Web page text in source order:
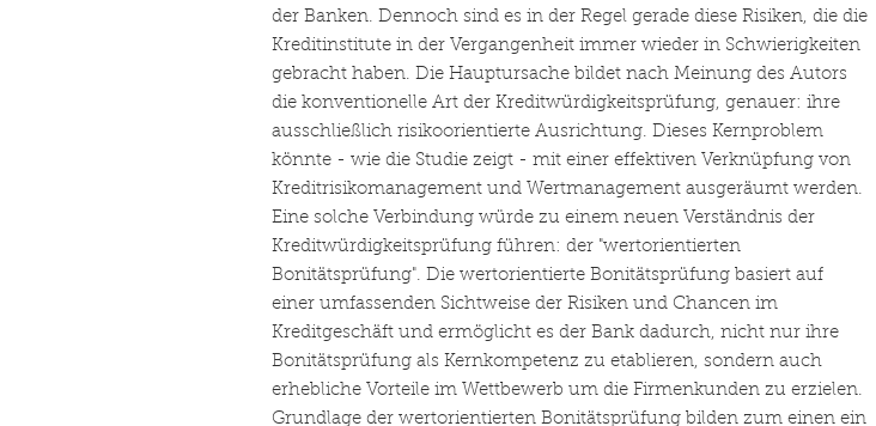
der Banken. Dennoch sind es in der Regel gerade diese Risiken, die die
Kreditinstitute in der Vergangenheit immer wieder in Schwierigkeiten
gebracht haben. Die Hauptursache bildet nach Meinung des Autors
die konventionelle Art der Kreditwürdigkeitsprüfung, genauer: ihre
ausschließlich risikoorientierte Ausrichtung. Dieses Kernproblem
könnte - wie die Studie zeigt - mit einer effektiven Verknüpfung von
Kreditrisikomanagement und Wertmanagement ausgeräumt werden.
Eine solche Verbindung würde zu einem neuen Verständnis der
Kreditwürdigkeitsprüfung führen: der "wertorientierten
Bonitätsprüfung". Die wertorientierte Bonitätsprüfung basiert auf
einer umfassenden Sichtweise der Risiken und Chancen im
Kreditgeschäft und ermöglicht es der Bank dadurch, nicht nur ihre
Bonitätsprüfung als Kernkompetenz zu etablieren, sondern auch
erhebliche Vorteile im Wettbewerb um die Firmenkunden zu erzielen.
Grundlage der wertorientierten Bonitätsprüfung bilden zum einen ein